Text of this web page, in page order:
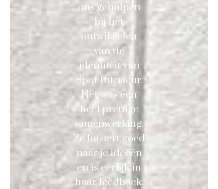
ons geholpen
bij het
ontwikkelen
van de
identiteit van
Spot Interieur.
Het was een
heel prettige
samenwerking.
Ze luistert goed
naar je ideeën
en is eerlijk in
haar feedback.